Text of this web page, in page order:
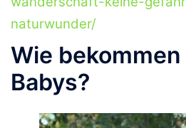
naturwunder/
Wie
Babys?